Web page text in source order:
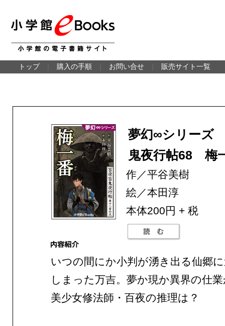
トップ 購入の手順 お問い合せ 販売サイト一覧
夢幻∞シリーズ
鬼夜行帖68 梅
作／平谷美樹
絵／本田淳
本体200円 + 税
いつの間にか小判が湧き出る仙郷
しまった万吉。夢か現か異界の仕
美少女修法師・百夜の推理は？